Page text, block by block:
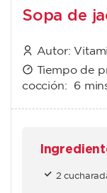
Sopa de
Autor:
Tiempo de
cocción: 6
2